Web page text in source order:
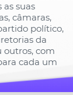
as suas
câmaras,
político,
da
outros, com
cada um